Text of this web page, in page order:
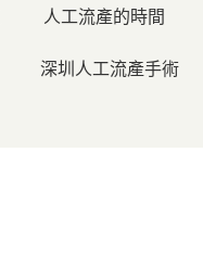
人工流產的時間
深圳人工流產手術